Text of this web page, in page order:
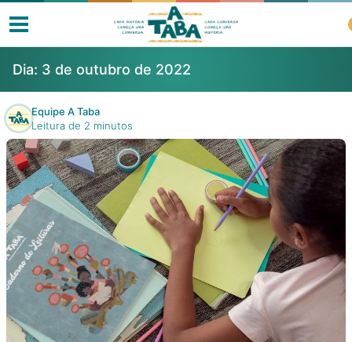
Livros
Resenhas
Clube de Leitores
Listas
Como ler?
Dia: 3 de outubro de 2022
Equipe A Taba
Leitura de 2 minutos